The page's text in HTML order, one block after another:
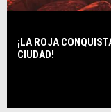
¡LA ROJA
CIUDAD!